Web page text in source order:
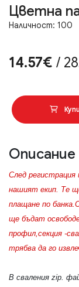
Цветна
Наличност: 100
14.57€ /
Описание
След регистрация
нашият екип. Те
плащане по
ще бъдат
профил,секция -
трябва да го
В сваления zip.